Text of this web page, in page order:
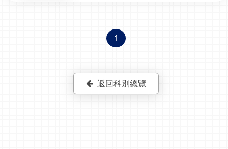
1
返回科別總覽